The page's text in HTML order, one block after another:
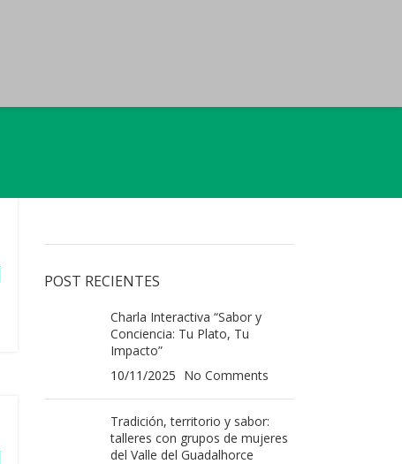
POST RECIENTES
Charla Interactiva “Sabor y
Conciencia: Tu Plato, Tu
Impacto”
10/11/2025 No Comments
Tradición, territorio y sabor:
talleres con grupos de mujeres
del Valle del Guadalhorce